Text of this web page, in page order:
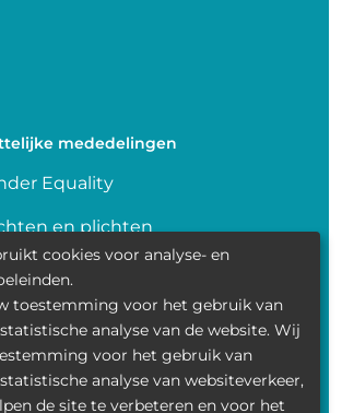
mededelingen
Equality
en plichten
van gegevens
de la vie privée
cookies voor analyse- en
toestemming voor het gebruik van
analyse van de website. Wij
voor het gebruik van
analyse van websiteverkeer,
de site te verbeteren en voor het